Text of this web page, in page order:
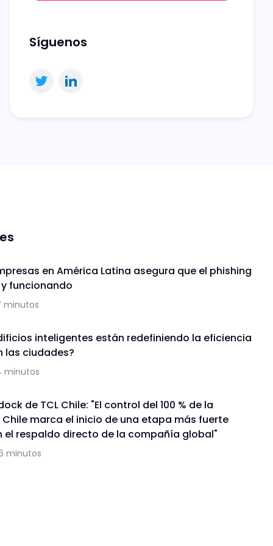
Síguenos
en América Latina asegura que el phishing
funcionando
minutos
inteligentes están redefiniendo la eficiencia
las ciudades?
minutos
de TCL Chile: "El control del 100 % de la
marca el inicio de una etapa más fuerte
el respaldo directo de la compañía global"
minutos